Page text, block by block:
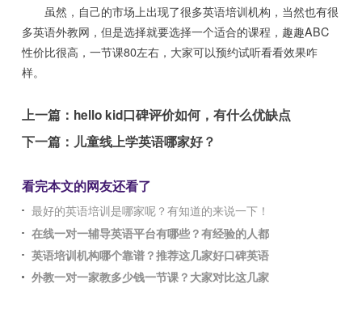
虽然，自己的市场上出现了很多英语培训机构，当然也有很
多英语外教网，但是选择就要选择一个适合的课程，趣趣ABC
性价比很高，一节课80左右，大家可以预约试听看看效果咋
样。
上一篇： hello kid口碑评价如何，有什么优缺点
下一篇： 儿童线上学英语哪家好？
看完本文的网友还看了
最好的英语培训是哪家呢？有知道的来说一下！
在线一对一辅导英语平台有哪些？有经验的人都
英语培训机构哪个靠谱？推荐这几家好口碑英语
外教一对一家教多少钱一节课？大家对比这几家